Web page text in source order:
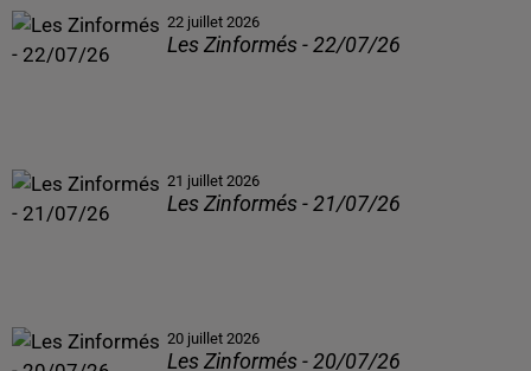
22 juillet 2026
Les Zinformés - 22/07/26
21 juillet 2026
Les Zinformés - 21/07/26
20 juillet 2026
Les Zinformés - 20/07/26